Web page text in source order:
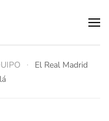
El Real Madrid